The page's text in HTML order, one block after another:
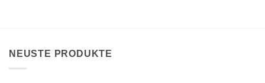
gewählt
werden
NEUSTE PRODUKTE